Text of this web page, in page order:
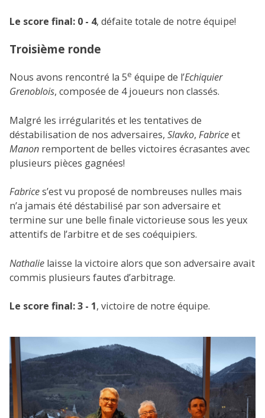
Le score final: 0 - 4, défaite totale de notre équipe!
Troisième ronde
Nous avons rencontré la 5e équipe de l’Echiquier
Grenoblois, composée de 4 joueurs non classés.
Malgré les irrégularités et les tentatives de
déstabilisation de nos adversaires,Slavko,Fabriceet
Manon remportent de belles victoires écrasantes avec
plusieurs pièces gagnées!
Fabrices’est vu proposé de nombreuses nulles mais
n’a jamais été déstabilisé par son adversaire et
termine sur une belle finale victorieuse sous les yeux
attentifs de l’arbitre et de ses coéquipiers.
Nathalie laisse la victoire alors que son adversaire avait
commis plusieurs fautes d’arbitrage.
Le score final: 3 - 1, victoire de notre équipe.